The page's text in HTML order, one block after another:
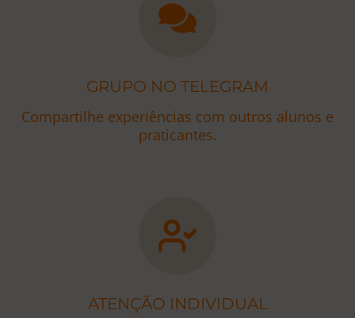
GRUPO NO TELEGRAM
Compartilhe experiências com outros alunos e
praticantes.
ATENÇÃO INDIVIDUAL